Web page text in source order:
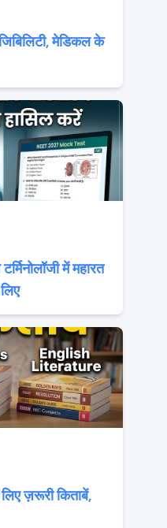
मेडिकल के
में महारत
ज़रूरी किताबें,